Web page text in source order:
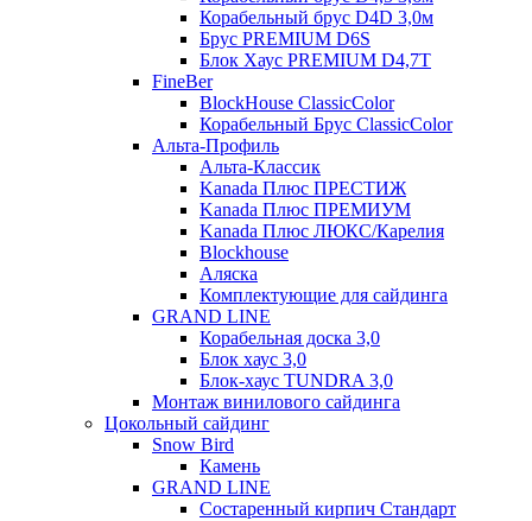
Корабельный брус D4D 3,0м
Брус PREMIUM D6S
Блок Хаус PREMIUM D4,7T
FineBer
BlockHouse ClassicColor
Корабельный Брус ClassicColor
Альта-Профиль
Альта-Классик
Kanada Плюс ПРЕСТИЖ
Kanada Плюс ПРЕМИУМ
Kanada Плюс ЛЮКС/Карелия
Blockhouse
Аляска
Комплектующие для сайдинга
GRAND LINE
Корабельная доска 3,0
Блок хаус 3,0
Блок-хаус TUNDRA 3,0
Монтаж винилового сайдинга
Цокольный сайдинг
Snow Bird
Камень
GRAND LINE
Состаренный кирпич Стандарт